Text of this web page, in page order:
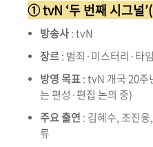
① tvN ‘두 번째 시그널
방송사: tvN
장르: 범죄·미스터리·타
방영 목표: tvN 개국 20주
는 편성·편집 논의 중)
주요 출연 : 김혜수, 조진
류